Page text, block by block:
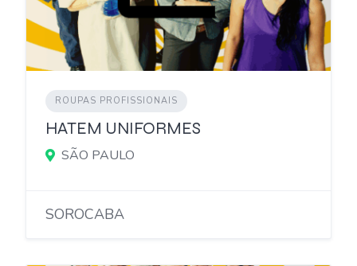
ROUPAS PROFISSIONAIS
HATEM UNIFORMES
SÃO PAULO
SOROCABA